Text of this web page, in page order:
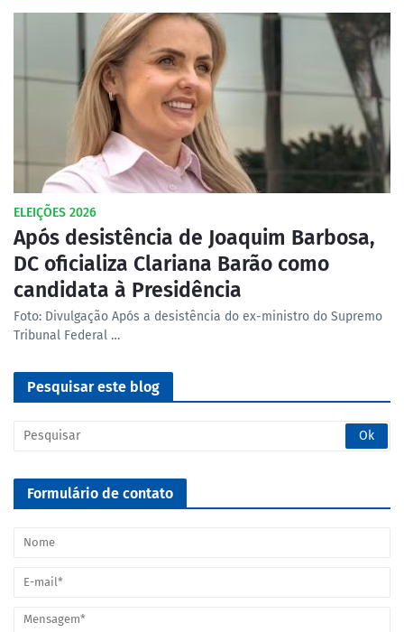
ELEIÇÕES 2026
Após desistência de Joaquim Barbosa,
DC oficializa Clariana Barão como
candidata à Presidência
Foto: Divulgação Após a desistência do ex-ministro do Supremo
Tribunal Federal …
Pesquisar este blog
Formulário de contato